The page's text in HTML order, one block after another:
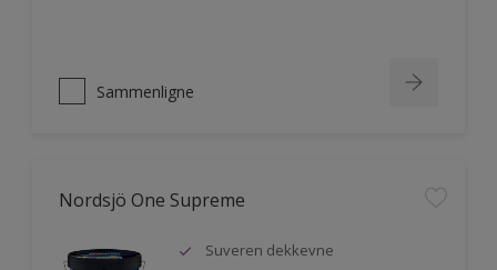
Sammenligne
Nordsjö One Supreme
Suveren dekkevne